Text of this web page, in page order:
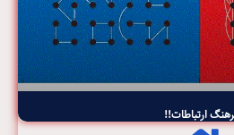
ارتباطات!!